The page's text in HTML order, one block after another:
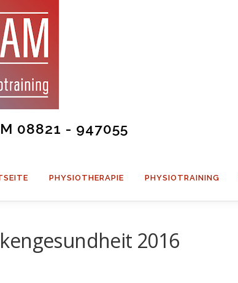
08821 - 947055
PHYSIOTHERAPIE PHYSIOTRAINING
2016